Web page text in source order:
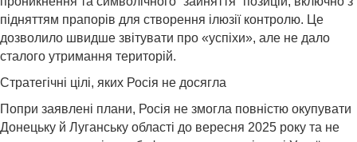
підняттям прапорів для створення ілюзії контролю. Це
дозволило швидше звітувати про «успіхи», але не дало
сталого утримання територій.
Стратегічні цілі, яких Росія не досягла
Попри заявлені плани, Росія не змогла повністю окупувати
Донецьку й Луганську області до вересня 2025 року та не